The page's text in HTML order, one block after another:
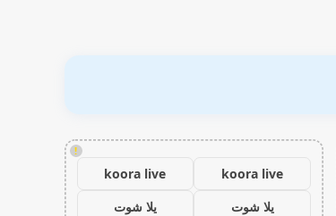
!
koora live
koora live
يلا شوت
يلا شوت